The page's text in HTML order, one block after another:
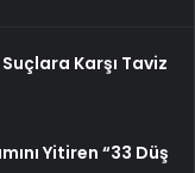
Karşı Taviz
Yitiren “33 Düş